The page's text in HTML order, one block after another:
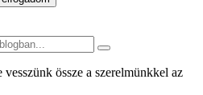
vesszünk össze a szerelmünkkel az